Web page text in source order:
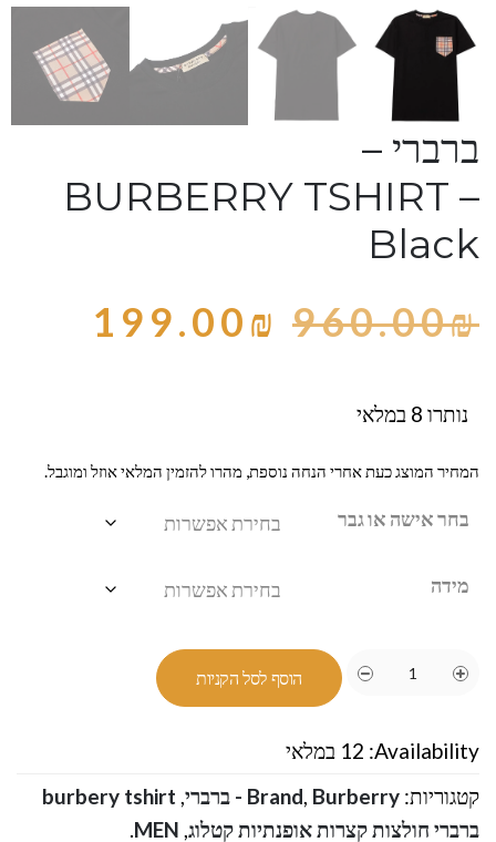
ברברי –
BURBERRY TSHIRT –
Black
960.00₪
199.00₪
נותרו 8 במלאי
המחיר המוצג כעת אחרי הנחה נוספת, מהרו להזמין המלאי אוזל ומוגבל.
בחר אישה או גבר
מידה
הוסף לסל הקניות
Availability: 12 במלאי
קטגוריות:
Brand, Burberry - ברברי ,
burbery tshirt
ברברי חולצות קצרות אופנתיות קטלוג,
MEN
.